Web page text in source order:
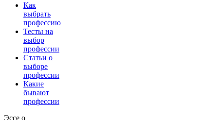
Как
выбрать
профессию
Тесты на
выбор
профессии
Статьи о
выборе
профессии
Какие
бывают
профессии
Эссе о